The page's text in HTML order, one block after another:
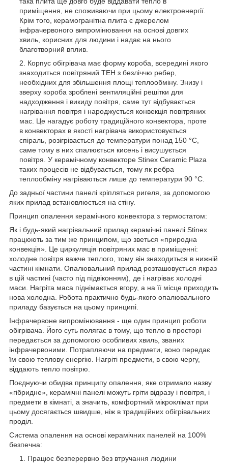
приміщення, не споживаючи при цьому електроенергії.
Крім того, керамогранітна плита є джерелом
інфрачервоного випромінювання на основі довгих
хвиль, корисних для людини і надає на нього
благотворний вплив.
Корпус обігрівача має форму короба, всередині якого
знаходиться повітряний ТЕН з безліччю ребер,
необхідних для збільшення площі теплообміну. Знизу і
зверху короба зроблені вентиляційні решітки для
надходження і викиду повітря, саме тут відбувається
нагрівання повітря і народжується конвекція повітряних
мас. Це нагадує роботу традиційного конвектора, проте
в конвекторах в якості нагрівача використовується
спіраль, розігрівається до температури понад 150 °C,
саме тому в них спалюється кисень і висушується
повітря. У керамічному конвекторе Stinex Ceramic Plaza
таких процесів не відбувається, тому як ребра
теплообміну нагріваються лише до температури 90 °C.
До задньої частини панелі кріпляться ригеля, за допомогою
яких прилад встановлюється на стіну.
Принцип опалення керамічного конвектора з термостатом:
Як і будь-який нагрівальний прилад керамічні панелі Stinex
працюють за тим же принципом, що зветься «природна
конвекція». Це циркуляція повітряних мас в приміщенні:
холодне повітря важче теплого, тому він знаходиться в нижній
частині кімнати. Опалювальний прилад розташовується якраз
в цій частині (часто під підвіконням), де і нагріває холодні
маси. Нагріта маса піднімається вгору, а на її місце приходить
нова холодна. Робота практично будь-якого опалювального
приладу базується на цьому принципі.
Інфрачервоне випромінювання - ще один принцип роботи
обігрівача. Його суть полягає в тому, що тепло в просторі
передається за допомогою особливих хвиль, званих
інфрачервоними. Потрапляючи на предмети, воно передає
їм свою теплову енергію. Нагріті предмети, в свою чергу,
віддають тепло повітрю.
Поєднуючи обидва принципу опалення, яке отримало назву
«гібридне», керамічні панелі можуть гріти відразу і повітря, і
предмети в кімнаті, а значить, комфортний мікроклімат при
цьому досягається швидше, ніж в традиційних обігрівальних
проділ.
Система опалення на основі керамічних панелей на 100%
безпечна:
Працює безперервно без втручання людини